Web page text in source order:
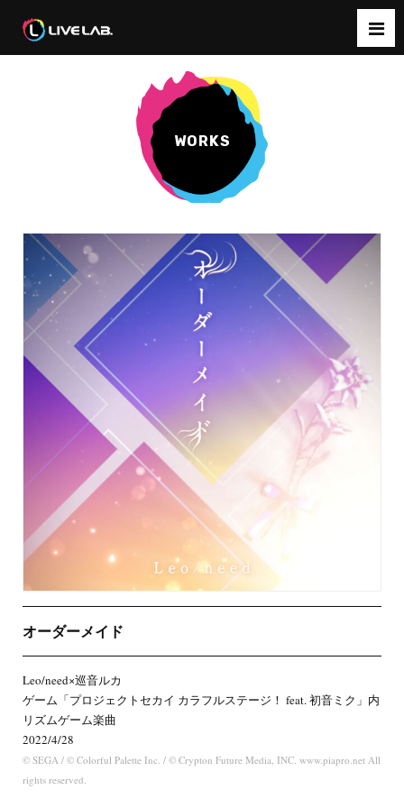
WORKS
オーダーメイド
Leo/need×巡音ルカ
ゲーム「プロジェクトセカイ カラフルステージ！ feat. 初音ミク」内
リズムゲーム楽曲
2022/4/28
© SEGA / © Colorful Palette Inc. / © Crypton Future Media, INC. www.piapro.net All
rights reserved.